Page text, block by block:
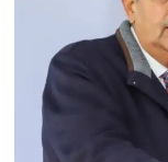
la
Nascar
Series